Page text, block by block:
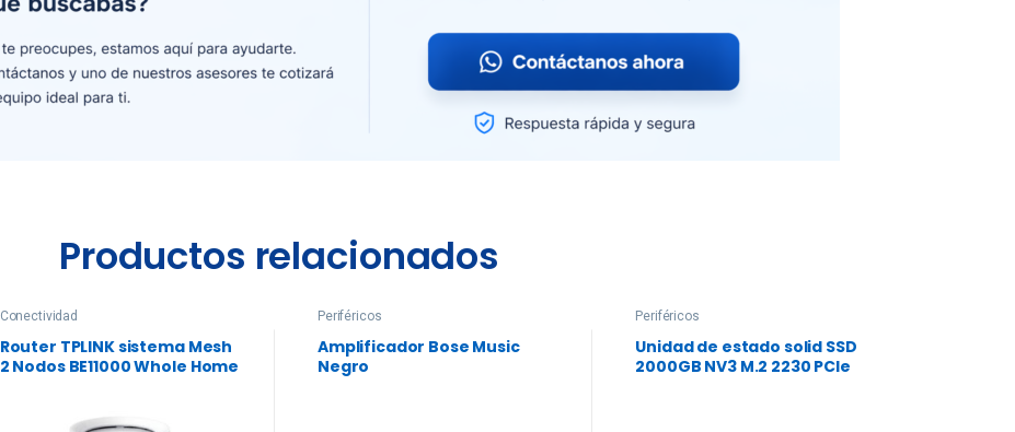
Productos relacionados
Conectividad
Router TPLINK sistema Mesh
2 Nodos BE11000 Whole Home
Periféricos
Amplificador Bose Music
Negro
Periféricos
Unidad de estado solid SSD
2000GB NV3 M.2 2230 PCIe